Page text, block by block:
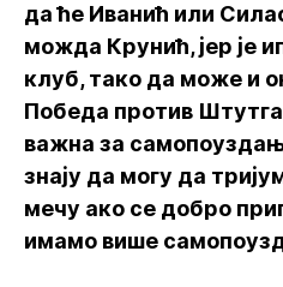
да ће Иванић или
можда Крунић, јер је
клуб, тако да може и
Победа против
важна за
знају да могу да
мечу ако се добро
имамо више